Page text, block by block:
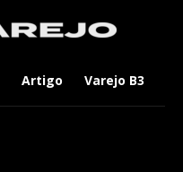
Artigo Varejo B3